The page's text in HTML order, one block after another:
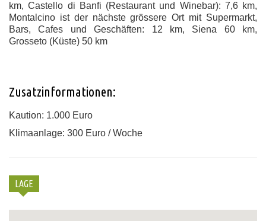
km, Castello di Banfi (Restaurant und Winebar): 7,6 km,
Montalcino ist der nächste grössere Ort mit Supermarkt,
Bars, Cafes und Geschäften: 12 km, Siena 60 km,
Grosseto (Küste) 50 km
Zusatzinformationen:
Kaution: 1.000 Euro
Klimaanlage: 300 Euro / Woche
LAGE